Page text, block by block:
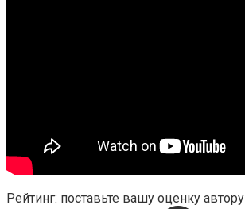
Рейтинг: поставьте вашу оценку автору